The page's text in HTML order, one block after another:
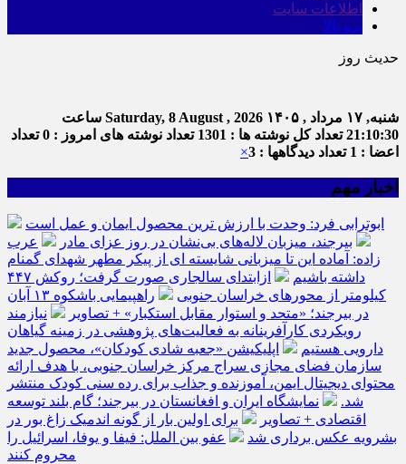
اطلاعات سایت
برو بالا
حدیث روز
شنبه, ۱۷ مرداد , ۱۴۰۵ Saturday, 8 August , 2026 ساعت
21:10:30تعداد کل نوشته ها : 1301 تعداد نوشته های امروز : 0
تعداد
اعضا : 1
تعداد دیدگاهها : 3 ×
اخبار مهم
ابوترابی فرد: وحدت با ارزش ترین محصول ایمان و عمل است
بیرجند، میزبان لاله‌های بی‌نشان در روز عزای مادر
عرب
زاده: آماده این تا میزبانی شایسته ای از پیکر مطهر شهدای گمنام
داشته باشیم
ازابتدای سالجاری صورت گرفت؛ روکش ۴۴۷
کیلومتر از محورهای خراسان جنوبی
راهپیمایی باشکوه ۱۳ آبان
در بیرجند؛ «متحد و استوار مقابل استکبار» + تصاویر
نیازمند
رویکردی کارآفرینانه به فعالیت‌های پژوهشی در زمینه گیاهان
دارویی هستیم
اپلیکیشن «جعبه شادی کودکان»، محصول جدید
سازمان فضای مجازی سراج مرکز خراسان جنوبی، با هدف ارائه
محتوای دیجیتال ایمن، آموزنده و جذاب برای رده سنی کودک منتشر
شد.
نمایشگاه ایران و افغانستان در بیرجند؛ گام بلند توسعه
اقتصادی + تصاویر
برای اولین بار از گونه اندمیک زاغ بور در
بشرویه عکس برداری شد
عفو بین الملل: فیفا و یوفا، اسرائیل را
محروم کنند